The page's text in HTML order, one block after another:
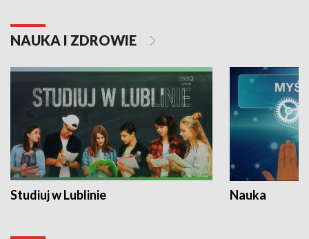
NAUKA I ZDROWIE
Studiuj w Lublinie Nauka